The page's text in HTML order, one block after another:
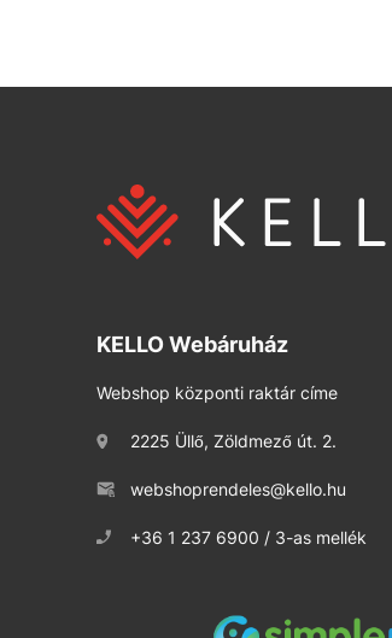
KELLO Webáruház
Webshop központi raktár címe
2225 Üllő, Zöldmező út. 2.
webshoprendeles@kello.hu
+36 1 237 6900 / 3-as mellék